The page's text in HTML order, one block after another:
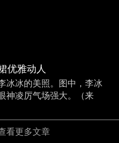
优雅动人
冰冰的美照。图中，李冰
神凌厉气场强大。（来
看更多文章